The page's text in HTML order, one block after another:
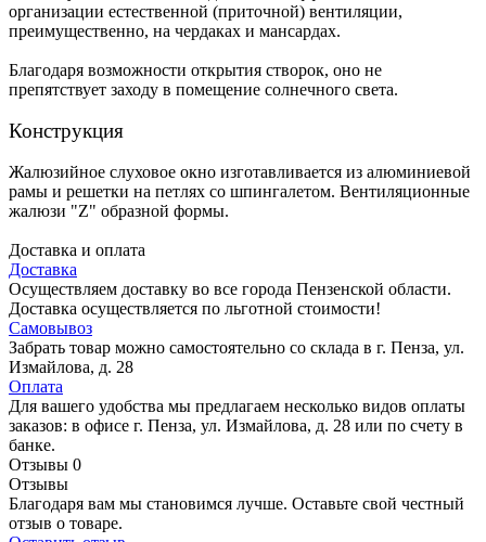
организации естественной (приточной) вентиляции,
преимущественно, на чердаках и мансардах.
Благодаря возможности открытия створок, оно не
препятствует заходу в помещение солнечного света.
Конструкция
Жалюзийное слуховое окно изготавливается из алюминиевой
рамы и решетки на петлях со шпингалетом. Вентиляционные
жалюзи "Z" образной формы.
Доставка и оплата
Доставка
Осуществляем доставку во все города Пензенской области.
Доставка осуществляется по льготной стоимости!
Самовывоз
Забрать товар можно самостоятельно со склада в г. Пенза, ул.
Измайлова, д. 28
Оплата
Для вашего удобства мы предлагаем несколько видов оплаты
заказов: в офисе г. Пенза, ул. Измайлова, д. 28 или по счету в
банке.
Отзывы 0
Отзывы
Благодаря вам мы становимся лучше. Оставьте свой честный
отзыв о товаре.